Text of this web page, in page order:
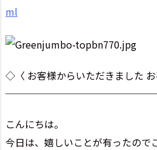
ml
◇〈 お客様からいただきました お
こんにちは。
今日は、嬉しいことが有ったので